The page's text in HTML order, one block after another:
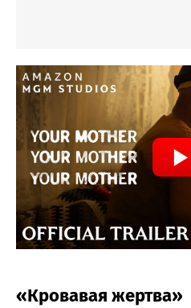
«Кровавая жертва»